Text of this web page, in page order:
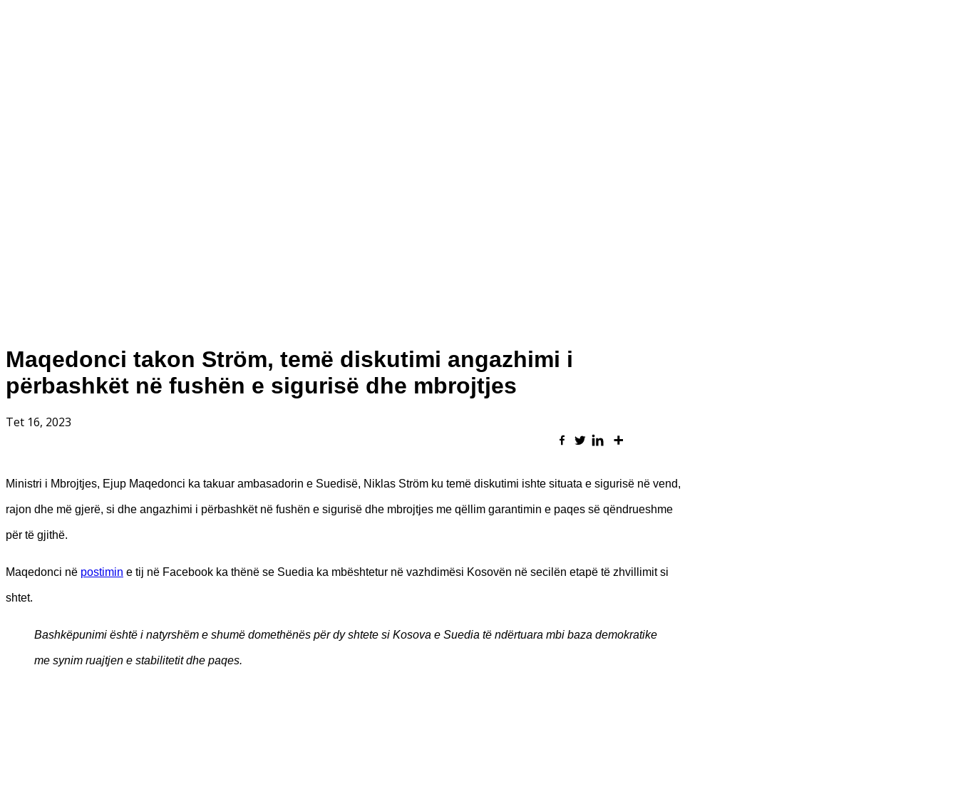
Maqedonci takon Ström, temë diskutimi angazhimi i
përbashkët në fushën e sigurisë dhe mbrojtjes
Tet 16, 2023
Ministri i Mbrojtjes, Ejup Maqedonci ka takuar ambasadorin e Suedisë, Niklas Ström ku temë diskutimi ishte situata e sigurisë në vend,
rajon dhe më gjerë, si dhe angazhimi i përbashkët në fushën e sigurisë dhe mbrojtjes me qëllim garantimin e paqes së qëndrueshme
për të gjithë.
Maqedonci në postimin e tij në Facebook ka thënë se Suedia ka mbështetur në vazhdimësi Kosovën në secilën etapë të zhvillimit si
shtet.
Bashkëpunimi është i natyrshëm e shumë domethënës për dy shtete si Kosova e Suedia të ndërtuara mbi baza demokratike
me synim ruajtjen e stabilitetit dhe paqes.